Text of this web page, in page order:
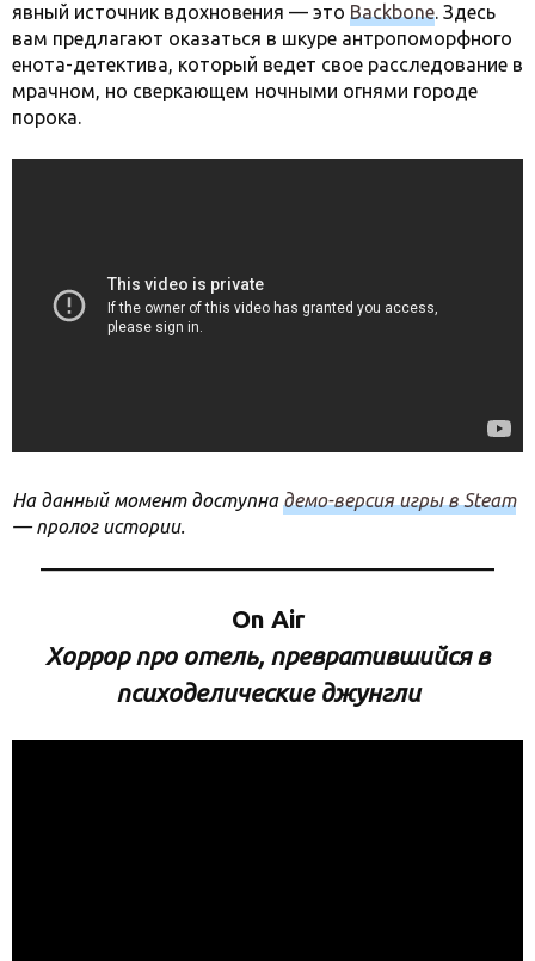
явный источник вдохновения — это Backbone. Здесь
вам предлагают оказаться в шкуре антропоморфного
енота-детектива, который ведет свое расследование в
мрачном, но сверкающем ночными огнями городе
порока.
На данный момент доступнадемо-версия игры в Steam
— пролог истории.
On Air
Хоррор про отель, превратившийся в
психоделические джунгли